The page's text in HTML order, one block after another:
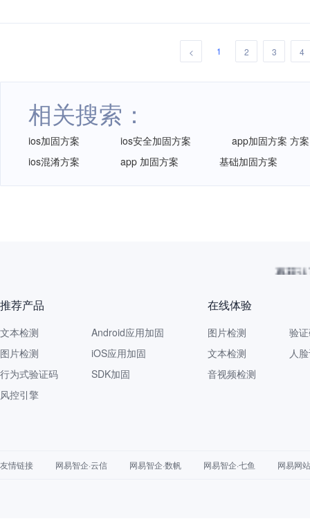
< 1 2 3 4
相关搜索：
ios加固方案 ios安全加固方案
app加固方案 方案
ios混淆方案
app 加固方案 基础加固方案
再获
推荐产品
文本检测
图片检测
行为式验证码
风控引擎
Android应用加固
iOS应用加固
SDK加固
在线体验
图片检测
文本检测
音视频检测
验
人
友情链接 网易智企·云信 网易智企·数帆 网易智企·七鱼 网易网